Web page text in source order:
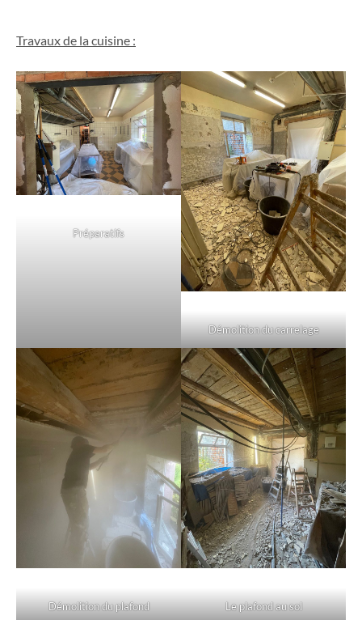
Travaux de la cuisine :
Préparatifs
Démolition du carrelage
Démolition du plafond Le plafond au sol